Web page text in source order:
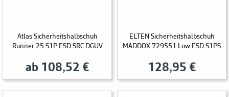
Atlas Sicherheitshalbschuh
Runner 25 S1P ESD SRC DGUV
ab 108,52 €
ELTEN Sicherheitshalbschuh
MADDOX 729551 Low ESD S1PS
128,95 €